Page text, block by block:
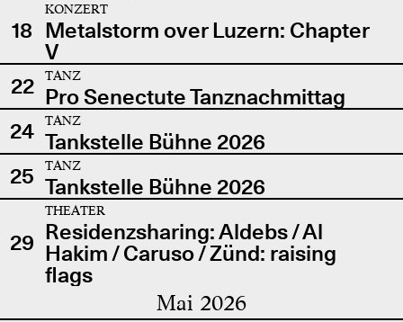
18
KONZERT
Metalstorm over Luzern: Chapter
V
22
TANZ
Pro Senectute Tanznachmittag
24
TANZ
Tankstelle Bühne 2026
25
TANZ
Tankstelle Bühne 2026
29
THEATER
Residenzsharing: Aldebs / Al
Hakim / Caruso / Zünd: raising
flags
Mai 2026